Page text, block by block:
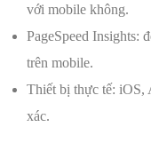
với mobile không.
PageSpeed Insights:
trên mobile.
Thiết bị thực tế: iOS,
xác.